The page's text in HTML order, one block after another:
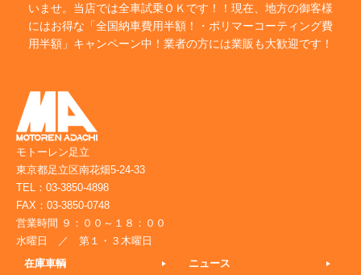
いませ。当店では全車試乗ＯＫです！！現在、地方の御客様
にはお得な「全国納車費用半額！・ポリマーコーティング費
用半額」キャンペーン中！業者の方には業販も大歓迎です！
モトーレン足立
東京都足立区南花畑5-24-33
TEL：03-3850-4898
FAX：03-3850-0748
営業時間 ９：００～１８：００
水曜日 ／ 第１・３木曜日
在庫車輌
ニュース